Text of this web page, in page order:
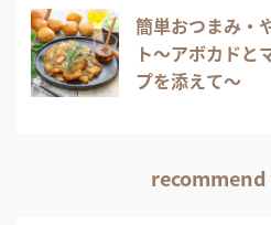
簡単おつまみ・
ト～アボカドと
プを添えて～